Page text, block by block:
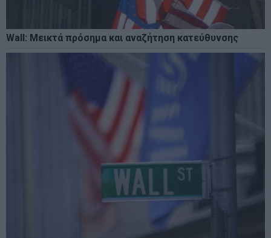
Wall: Μεικτά πρόσημα και αναζήτηση κατεύθυνσης